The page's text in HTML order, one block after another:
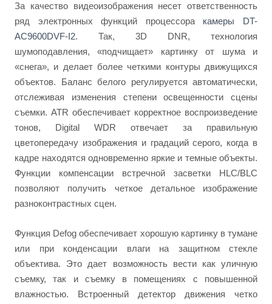
За качество видеоизображения несет ответственность
ряд электронных функций процессора камеры DT-
AC9600DVF-I2. Так, 3D DNR, технология
шумоподавления, «подчищает» картинку от шума и
«снега», и делает более четкими контуры движущихся
объектов. Баланс белого регулируется автоматически,
отслеживая изменения степени освещенности сцены
съемки. ATR обеспечивает корректное воспроизведение
тонов, Digital WDR отвечает за правильную
цветопередачу изображения и градаций серого, когда в
кадре находятся одновременно яркие и темные объекты.
Функции компенсации встречной засветки HLC/BLC
позволяют получить четкое детальное изображение
разноконтрастных сцен.
Функция Defog обеспечивает хорошую картинку в тумане
или при конденсации влаги на защитном стекле
объектива. Это дает возможность вести как уличную
съемку, так и съемку в помещениях с повышенной
влажностью. Встроенный детектор движения четко